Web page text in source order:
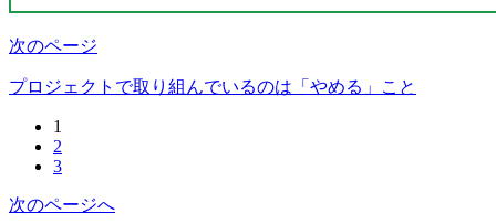
次のページ
プロジェクトで取り組んでいるのは「やめる」こと
1
2
3
次のページへ